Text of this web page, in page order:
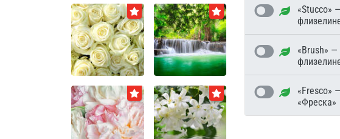
«Stucco»
«Brush»
«Fresco»
«Фреска»